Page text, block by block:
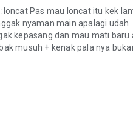
Pas mau loncat itu kek
nyaman main apalagi udah
kepasang dan mau mati baru
musuh + kenak pala nya